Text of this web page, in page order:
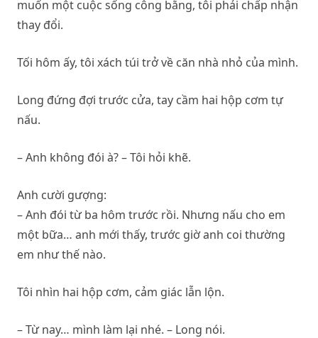
muốn một cuộc sống công bằng, tôi phải chấp nhận
thay đổi.
Tối hôm ấy, tôi xách túi trở về căn nhà nhỏ của mình.
Long đứng đợi trước cửa, tay cầm hai hộp cơm tự
nấu.
– Anh không đói à? – Tôi hỏi khẽ.
Anh cười gượng:
– Anh đói từ ba hôm trước rồi. Nhưng nấu cho em
một bữa… anh mới thấy, trước giờ anh coi thường
em như thế nào.
Tôi nhìn hai hộp cơm, cảm giác lẫn lộn.
– Từ nay… mình làm lại nhé. – Long nói.